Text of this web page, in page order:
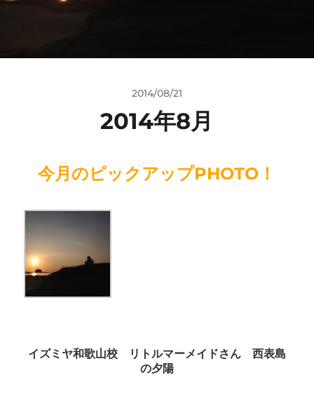
2014/08/21
2014年8月
今月のピックアップPHOTO！
イズミヤ和歌山校 リトルマーメイドさん 西表島
の夕陽